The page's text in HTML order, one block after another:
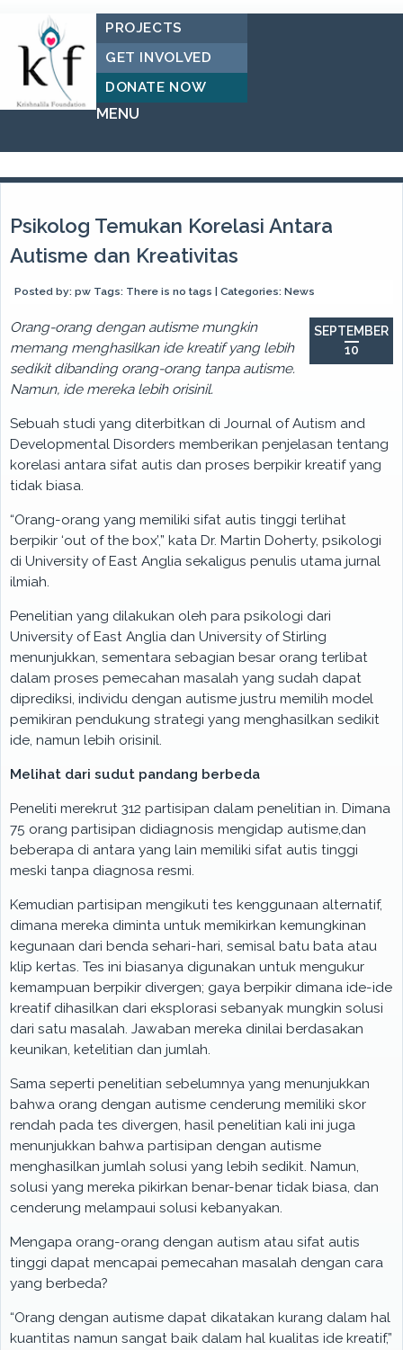
PROJECTS
GET INVOLVED
DONATE NOW
MENU
Psikolog Temukan Korelasi Antara
Autisme dan Kreativitas
Posted by: pw Tags: There is no tags | Categories: News
SEPTEMBER
10
Orang-orang dengan autisme mungkin
memang menghasilkan ide kreatif yang lebih
sedikit dibanding orang-orang tanpa autisme.
Namun, ide mereka lebih orisinil.
Sebuah studi yang diterbitkan di Journal of Autism and
Developmental Disorders memberikan penjelasan tentang
korelasi antara sifat autis dan proses berpikir kreatif yang
tidak biasa.
“Orang-orang yang memiliki sifat autis tinggi terlihat
berpikir ‘out of the box’,” kata Dr. Martin Doherty, psikologi
di University of East Anglia sekaligus penulis utama jurnal
ilmiah.
Penelitian yang dilakukan oleh para psikologi dari
University of East Anglia dan University of Stirling
menunjukkan, sementara sebagian besar orang terlibat
dalam proses pemecahan masalah yang sudah dapat
diprediksi, individu dengan autisme justru memilih model
pemikiran pendukung strategi yang menghasilkan sedikit
ide, namun lebih orisinil.
Melihat dari sudut pandang berbeda
Peneliti merekrut 312 partisipan dalam penelitian in. Dimana
75 orang partisipan didiagnosis mengidap autisme,dan
beberapa di antara yang lain memiliki sifat autis tinggi
meski tanpa diagnosa resmi.
Kemudian partisipan mengikuti tes kenggunaan alternatif,
dimana mereka diminta untuk memikirkan kemungkinan
kegunaan dari benda sehari-hari, semisal batu bata atau
klip kertas. Tes ini biasanya digunakan untuk mengukur
kemampuan berpikir divergen; gaya berpikir dimana ide-ide
kreatif dihasilkan dari eksplorasi sebanyak mungkin solusi
dari satu masalah. Jawaban mereka dinilai berdasakan
keunikan, ketelitian dan jumlah.
Sama seperti penelitian sebelumnya yang menunjukkan
bahwa orang dengan autisme cenderung memiliki skor
rendah pada tes divergen, hasil penelitian kali ini juga
menunjukkan bahwa partisipan dengan autisme
menghasilkan jumlah solusi yang lebih sedikit. Namun,
solusi yang mereka pikirkan benar-benar tidak biasa, dan
cenderung melampaui solusi kebanyakan.
Mengapa orang-orang dengan autism atau sifat autis
tinggi dapat mencapai pemecahan masalah dengan cara
yang berbeda?
“Orang dengan autisme dapat dikatakan kurang dalam hal
kuantitas namun sangat baik dalam hal kualitas ide kreatif,”